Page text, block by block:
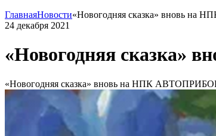
ГлавнаяНовости«Новогодняя сказка» вновь
24 декабря 2021
«Новогодняя
«Новогодняя сказка» вновь на НПК